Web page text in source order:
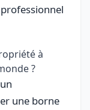
à
?
une borne